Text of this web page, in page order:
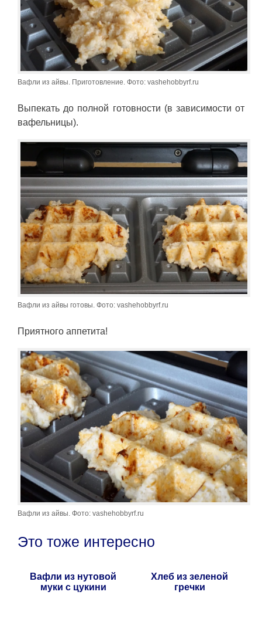
Вафли из айвы. Приготовление. Фото: vashehobbyrf.ru
Выпекать до полной готовности (в зависимости от
вафельницы).
Вафли из айвы готовы. Фото: vashehobbyrf.ru
Приятного аппетита!
Вафли из айвы. Фото: vashehobbyrf.ru
Это тоже интересно
Вафли из нутовой
муки с цукини
Хлеб из зеленой
гречки